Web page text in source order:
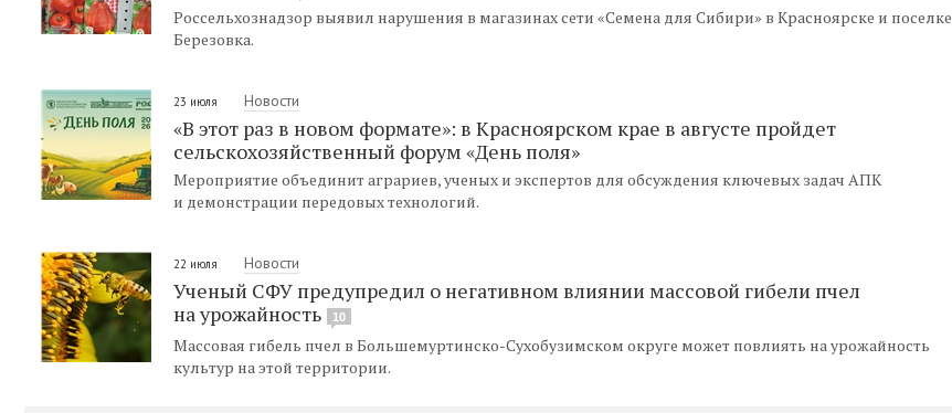
Россельхознадзор выявил нарушения в магазинах сети «Семена для Сибири» в Красноярске и поселке
Березовка.
23 июля Новости
«В этот раз в новом формате»: в Красноярском крае в августе пройдет
сельскохозяйственный форум «День поля»
Мероприятие объединит аграриев, ученых и экспертов для обсуждения ключевых задач АПК
и демонстрации передовых технологий.
22 июля Новости
Ученый СФУ предупредил о негативном влиянии массовой гибели пчел
на урожайность
10
Массовая гибель пчел в Большемуртинско-Сухобузимском округе может повлиять на урожайность
культур на этой территории.